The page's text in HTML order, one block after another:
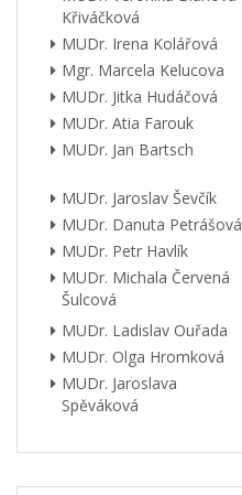
Křiváčková
MUDr. Irena Kolářová
Mgr. Marcela Kelucova
MUDr. Jitka Hudáčová
MUDr. Atia Farouk
MUDr. Jan Bartsch
MUDr. Jaroslav Ševčík
MUDr. Danuta Petrášová
MUDr. Petr Havlík
MUDr. Michala Červená
Šulcová
MUDr. Ladislav Ouřada
MUDr. Olga Hromková
MUDr. Jaroslava
Spěváková